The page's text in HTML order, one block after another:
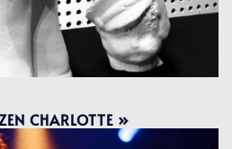
CHARLOTTE »